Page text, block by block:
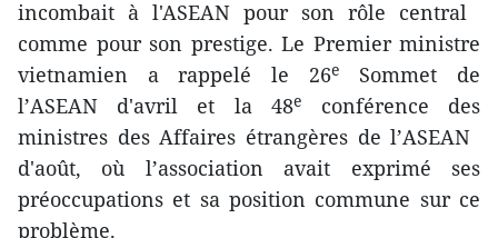
incombait à l'ASEAN ​pour son rôle central ​
comme pour son prestige. Le Premier ministre
vietnamien a rappelé le 26e
Sommet de
l’ASEAN ​d'avril et la 48e
conférence des
ministres des Affaires étrangères de l’ASEAN ​
d'août, où l’association avait exprimé ses
préoccupations et sa position commune sur ce
problème.